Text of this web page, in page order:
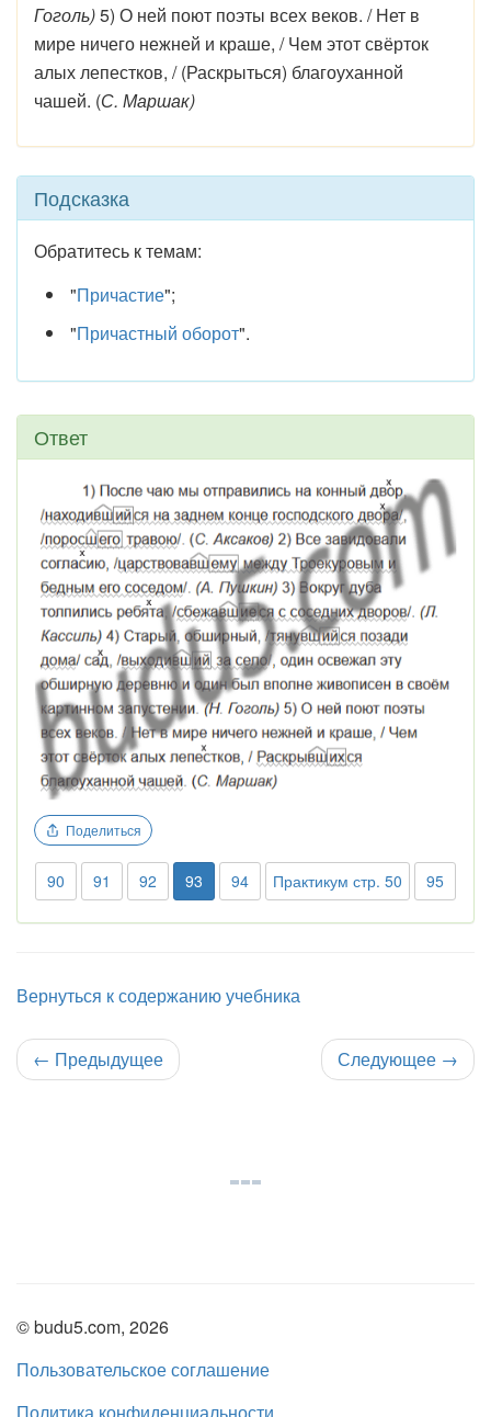
Гоголь)5) О ней поют поэты всех веков. / Нет в
мире ничего нежней и краше, / Чем этот свёрток
алых лепестков, / (Раскрыться) благоуханной
чашей. (С. Маршак)
Подсказка
Обратитесь к темам:
"Причастие";
"Причастный оборот".
Ответ
Поделиться
90 91 92 93 94 Практикум стр. 50 95
Вернуться к содержанию учебника
← Предыдущее Следующее →
© budu5.com, 2026
Пользовательское соглашение